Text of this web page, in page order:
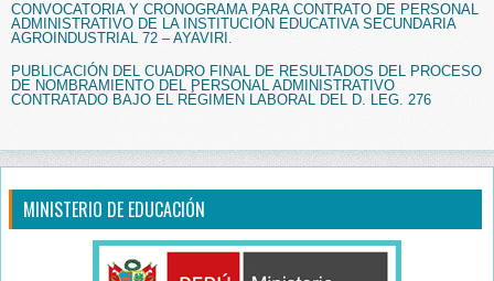
CONVOCATORIA Y CRONOGRAMA PARA CONTRATO DE PERSONAL
ADMINISTRATIVO DE LA INSTITUCIÓN EDUCATIVA SECUNDARIA
AGROINDUSTRIAL 72 – AYAVIRI.
PUBLICACIÓN DEL CUADRO FINAL DE RESULTADOS DEL PROCESO
DE NOMBRAMIENTO DEL PERSONAL ADMINISTRATIVO
CONTRATADO BAJO EL RÉGIMEN LABORAL DEL D. LEG. 276
MINISTERIO DE EDUCACIÓN